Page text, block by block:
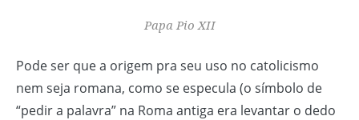
Papa Pio XII
Pode ser que a origem pra seu uso no catolicismo
nem seja romana, como se especula (o símbolo de
“pedir a palavra” na Roma antiga era levantar o dedo